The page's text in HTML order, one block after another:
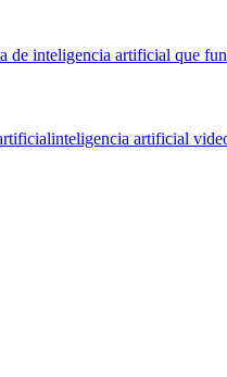
inteligencia artificial